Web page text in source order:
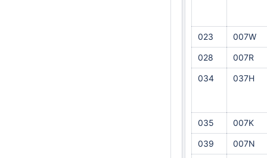
023 007W
028 007R
034 037H
035 007K
039 007N